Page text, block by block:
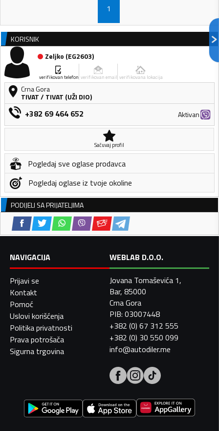
1
KORISNIK
Zeljko (EG2603)
verifikovan telefon verifikovan email verifikovana lokacija
Crna Gora
TIVAT/ TIVAT (UŽI DIO)
+382 69 464 652 Aktivan
Sačuvaj profil
Pogledaj sve oglase prodavca
Pogledaj oglase iz tvoje okoline
PODIJELI SA PRIJATELJIMA
NAVIGACIJA
Prijavi se
Kontakt
Pomoć
Uslovi korišćenja
Politika privatnosti
Prava potrošača
Sigurna trgovina
WEBLAB D.O.O.
Jovana Tomaševića 1,
Bar, 85000
Crna Gora
PIB: 03007448
+382 (0) 67 312 555
+382 (0) 30 550 099
info@autodiler.me